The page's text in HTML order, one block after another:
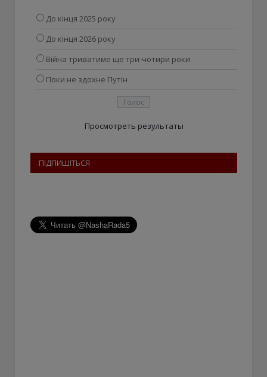
До кінця 2025 року
До кінця 2026 року
Війна триватиме ще три-чотири роки
Поки не здохне Путін
Просмотреть результаты
ПІДПИШІТЬСЯ